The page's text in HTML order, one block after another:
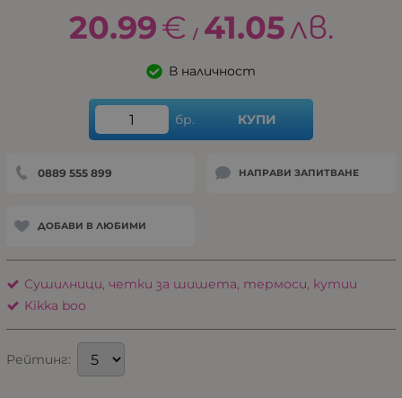
20.99€ / 41.05лв.
В наличност
бр. КУПИ
0889 555 899 НАПРАВИ ЗАПИТВАНЕ
ДОБАВИ В ЛЮБИМИ
Сушилници, четки за шишета, термоси, кутии
Kikka boo
Рейтинг: